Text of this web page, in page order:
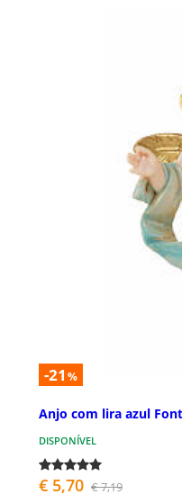
-21 %
Anjo com lira azul
DISPONÍVEL
€ 5,70 € 7,19